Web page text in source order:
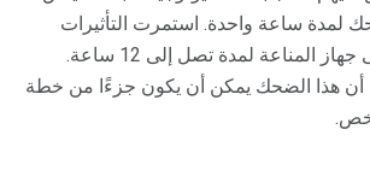
لمدة ساعة واحدة. استمرت التأثيرات
الإيجابية للضحك على جهاز المناعة لمدة تصل إلى 12 ساعة.
أن هذا الضحك يمكن أن يكون جزءًا من خطة